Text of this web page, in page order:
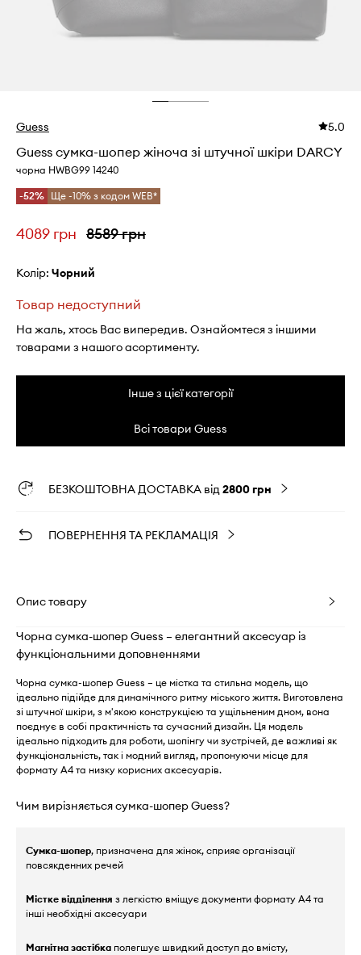
Guess 5.0
Guess сумка-шопер жіноча зі штучної шкіри DARCY
чорна HWBG99 14240
-52% Ще -10% з кодом WEB*
4089 грн 8589 грн
Колір: чорний
Товар недоступний
На жаль, хтось Вас випередив. Ознайомтеся з іншими
товарами з нашого асортименту.
Інше з цієї категорії
Всі товари Guess
БЕЗКОШТОВНА ДОСТАВКА від2800 грн
ПОВЕРНЕННЯ ТА РЕКЛАМАЦІЯ
Опис товару
Чорна сумка-шопер Guess – елегантний аксесуар із
функціональними доповненнями
Чорна сумка-шопер Guess – це містка та стильна модель, що
ідеально підійде для динамічного ритму міського життя. Виготовлена
зі штучної шкіри, з м'якою конструкцією та ущільненим дном, вона
поєднує в собі практичність та сучасний дизайн. Ця модель
ідеально підходить для роботи, шопінгу чи зустрічей, де важливі як
функціональність, так і модний вигляд, пропонуючи місце для
формату А4 та низку корисних аксесуарів.
Чим вирізняється сумка-шопер Guess?
Сумка-шопер, призначена для жінок, сприяє організації
повсякденних речей
Містке відділення з легкістю вміщує документи формату А4 та
інші необхідні аксесуари
Магнітна застібка полегшує швидкий доступ до вмісту,